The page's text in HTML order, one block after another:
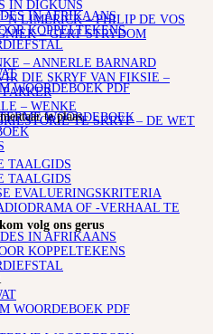
IN AFRIKAANS
KOPPELTEKENS
WOORDEBOEK PDF
WOORDEBOEK
IN DIGKUNS
‘N LIMERICK – PHILIP DE VOS
– GERT STRYDOM
– ANNERLE BARNARD
DIE SKRYF VAN FIKSIE –
– WENKE
TE SKRYF – DE WET
TAALGIDS
TAALGIDS
EVALUERINGSKRITERIA
OF -VERHAAL TE
IN AFRIKAANS
KOPPELTEKENS
WOORDEBOEK PDF
te plaas.
volg ons gerus